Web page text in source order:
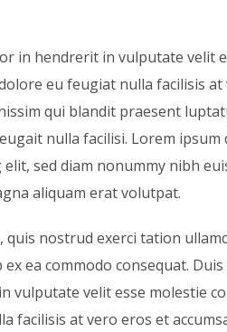
in hendrerit in vulputate velit
eu feugiat nulla facilisis
qui blandit praesent
nulla facilisi. Lorem ipsum
sed diam nonummy nibh
aliquam erat volutpat.
quis nostrud exerci tation
ea commodo consequat. Duis
vulputate velit esse molestie
facilisis at vero eros et